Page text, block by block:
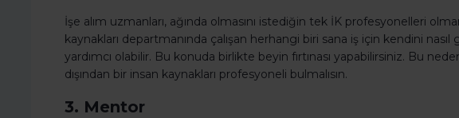
İşe alım uzmanları, ağında olmasını istediğin tek İK profesyonelleri
kaynakları departmanında çalışan herhangi biri sana iş için kendini
yardımcı olabilir. Bu konuda birlikte beyin fırtınası yapabilirsiniz. Bu
dışından bir insan kaynakları profesyoneli bulmalısın.
3. Mentor